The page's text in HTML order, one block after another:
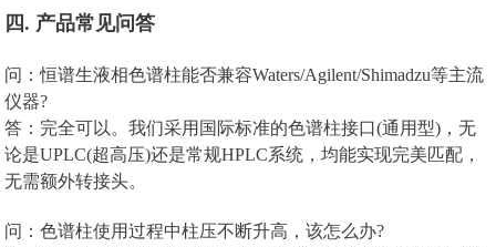
四. 产品常见问答
问：恒谱生液相色谱柱能否兼容Waters/Agilent/Shimadzu等主流
仪器?
答：完全可以。我们采用国际标准的色谱柱接口(通用型)，无
论是UPLC(超高压)还是常规HPLC系统，均能实现完美匹配，
无需额外转接头。
问：色谱柱使用过程中柱压不断升高，该怎么办?